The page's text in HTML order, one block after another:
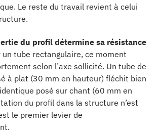
Le reste du travail revient à celui
du profil détermine sa résistance
un tube rectangulaire, ce moment
selon l’axe sollicité. Un tube de
à plat (30 mm en hauteur) fléchit bien
posé sur chant (60 mm en
du profil dans la structure n’est
le premier levier de